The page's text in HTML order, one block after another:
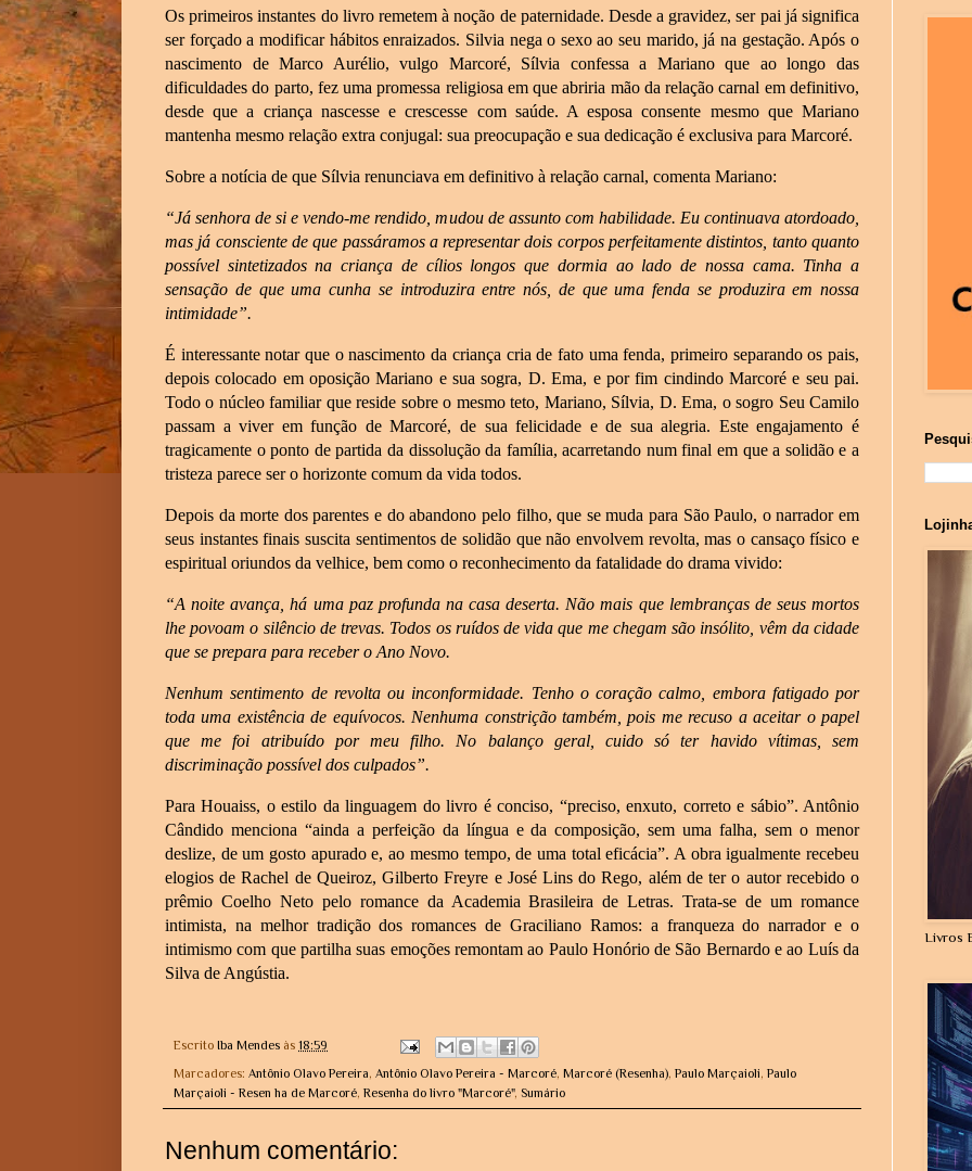
Os primeiros instantes do livro remetem à noção de paternidade. Desde a gravidez, ser pai já significa
ser forçado a modificar hábitos enraizados. Silvia nega o sexo ao seu marido, já na gestação. Após o
nascimento de Marco Aurélio, vulgo Marcoré, Sílvia confessa a Mariano que ao longo das
dificuldades do parto, fez uma promessa religiosa em que abriria mão da relação carnal em definitivo,
desde que a criança nascesse e crescesse com saúde. A esposa consente mesmo que Mariano
mantenha mesmo relação extra conjugal: sua preocupação e sua dedicação é exclusiva para Marcoré.
Sobre a notícia de que Sílvia renunciava em definitivo à relação carnal, comenta Mariano:
“Já senhora de si e vendo-me rendido, mudou de assunto com habilidade. Eu continuava atordoado,
mas já consciente de que passáramos a representar dois corpos perfeitamente distintos, tanto quanto
possível sintetizados na criança de cílios longos que dormia ao lado de nossa cama. Tinha a
sensação de que uma cunha se introduzira entre nós, de que uma fenda se produzira em nossa
intimidade”.
É interessante notar que o nascimento da criança cria de fato uma fenda, primeiro separando os pais,
depois colocado em oposição Mariano e sua sogra, D. Ema, e por fim cindindo Marcoré e seu pai.
Todo o núcleo familiar que reside sobre o mesmo teto, Mariano, Sílvia, D. Ema, o sogro Seu Camilo
passam a viver em função de Marcoré, de sua felicidade e de sua alegria. Este engajamento é
tragicamente o ponto de partida da dissolução da família, acarretando num final em que a solidão e a
tristeza parece ser o horizonte comum da vida todos.
Depois da morte dos parentes e do abandono pelo filho, que se muda para São Paulo, o narrador em
seus instantes finais suscita sentimentos de solidão que não envolvem revolta, mas o cansaço físico e
espiritual oriundos da velhice, bem como o reconhecimento da fatalidade do drama vivido:
“A noite avança, há uma paz profunda na casa deserta. Não mais que lembranças de seus mortos
lhe povoam o silêncio de trevas. Todos os ruídos de vida que me chegam são insólito, vêm da cidade
que se prepara para receber o Ano Novo.
Nenhum sentimento de revolta ou inconformidade. Tenho o coração calmo, embora fatigado por
toda uma existência de equívocos. Nenhuma constrição também, pois me recuso a aceitar o papel
que me foi atribuído por meu filho. No balanço geral, cuido só ter havido vítimas, sem
discriminação possível dos culpados”.
Para Houaiss, o estilo da linguagem do livro é conciso, “preciso, enxuto, correto e sábio”. Antônio
Cândido menciona “ainda a perfeição da língua e da composição, sem uma falha, sem o menor
deslize, de um gosto apurado e, ao mesmo tempo, de uma total eficácia”. A obra igualmente recebeu
elogios de Rachel de Queiroz, Gilberto Freyre e José Lins do Rego, além de ter o autor recebido o
prêmio Coelho Neto pelo romance da Academia Brasileira de Letras. Trata-se de um romance
intimista, na melhor tradição dos romances de Graciliano Ramos: a franqueza do narrador e o
intimismo com que partilha suas emoções remontam ao Paulo Honório de São Bernardo e ao Luís da
Silva de Angústia.
Escrito Iba Mendes às 18:59
Marcadores: Antônio Olavo Pereira, Antônio Olavo Pereira - Marcoré, Marcoré (Resenha), Paulo Marçaioli, Paulo
Marçaioli - Resen ha de Marcoré, Resenha do livro "Marcoré", Sumário
Nenhum comentário:
Livros